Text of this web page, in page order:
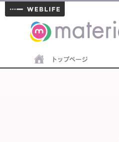
materials